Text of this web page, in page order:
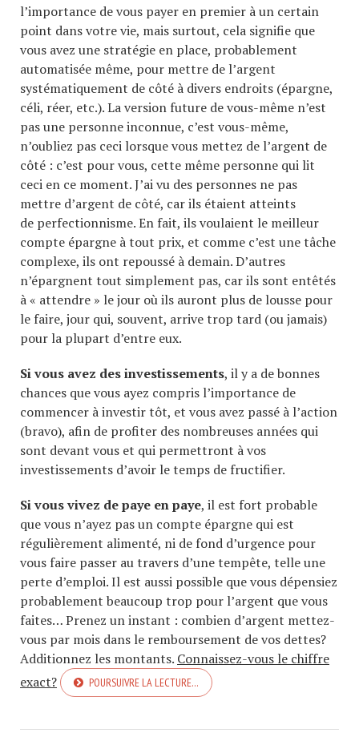
l’importance de vous payer en premier à un certain
point dans votre vie, mais surtout, cela signifie que
vous avez une stratégie en place, probablement
automatisée même, pour mettre de l’argent
systématiquement de côté à divers endroits (épargne,
céli, réer, etc.). La version future de vous-même n’est
pas une personne inconnue, c’est vous-même,
n’oubliez pas ceci lorsque vous mettez de l’argent de
côté : c’est pour vous, cette même personne qui lit
ceci en ce moment. J’ai vu des personnes ne pas
mettre d’argent de côté, car ils étaient atteints
de perfectionnisme. En fait, ils voulaient le meilleur
compte épargne à tout prix, et comme c’est une tâche
complexe, ils ont repoussé à demain. D’autres
n’épargnent tout simplement pas, car ils sont entêtés
à « attendre » le jour où ils auront plus de lousse pour
le faire, jour qui, souvent, arrive trop tard (ou jamais)
pour la plupart d’entre eux.
Si vous avez des investissements, il y a de bonnes
chances que vous ayez compris l’importance de
commencer à investir tôt, et vous avez passé à l’action
(bravo), afin de profiter des nombreuses années qui
sont devant vous et qui permettront à vos
investissements d’avoir le temps de fructifier.
Si vous vivez de paye en paye, il est fort probable
que vous n’ayez pas un compte épargne qui est
régulièrement alimenté, ni de fond d’urgence pour
vous faire passer au travers d’une tempête, telle une
perte d’emploi. Il est aussi possible que vous dépensiez
probablement beaucoup trop pour l’argent que vous
faites… Prenez un instant : combien d’argent mettez-
vous par mois dans le remboursement de vos dettes?
Additionnez les montants. Connaissez-vous le chiffre
exact?
POURSUIVRE LA LECTURE…